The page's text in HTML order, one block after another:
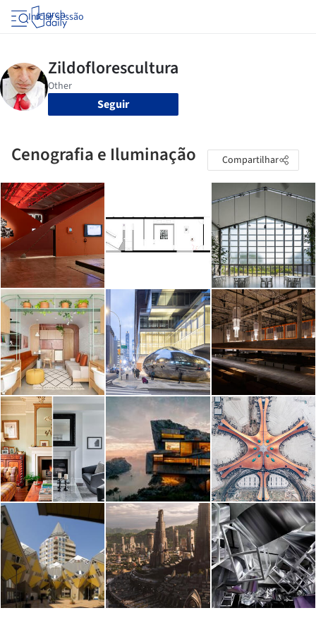
Iniciar sessão
Seguir
Cenografia e Iluminação Compartilhar